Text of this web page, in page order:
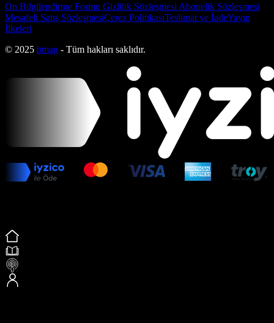
Ön Bilgilendirme Formu Gizlilik Sözleşmesi Abonelik Sözleşmesi
Mesafeli Satış SözleşmesiÇerez PolitikasıTeslimat ve İadeYayın
İlkeleri
© 2025 bmag - Tüm hakları saklıdır.